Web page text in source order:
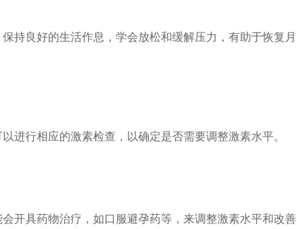
持良好的生活作息，学会放松和缓解压力，有助于恢复月
进行相应的激素检查，以确定是否需要调整激素水平。
开具药物治疗，如口服避孕药等，来调整激素水平和改善